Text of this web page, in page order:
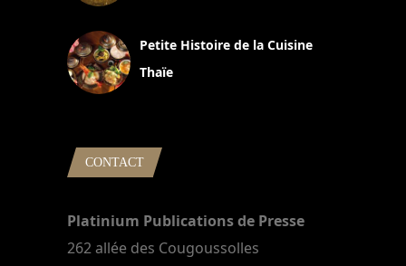
Petite Histoire de la Cuisine
Thaïe
CONTACT
Platinium Publications de Presse
262 allée des Cougoussolles